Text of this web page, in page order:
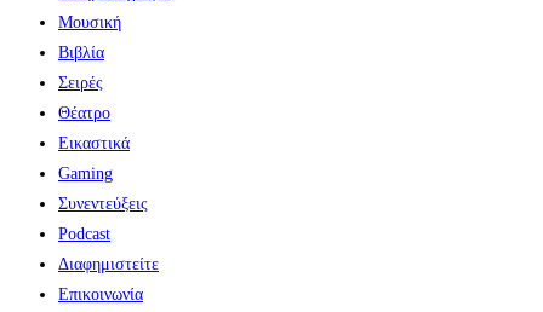
Μουσική
Βιβλία
Σειρές
Θέατρο
Εικαστικά
Gaming
Συνεντεύξεις
Podcast
Διαφημιστείτε
Επικοινωνία